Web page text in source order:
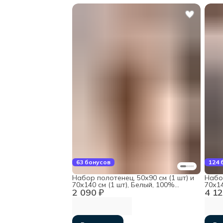
63 бонусов
2 090 ₽
Набор полотенец, 50х90 см (1 шт) и
70х140 см (1 шт), Белый, 100%
хлопок
124
4